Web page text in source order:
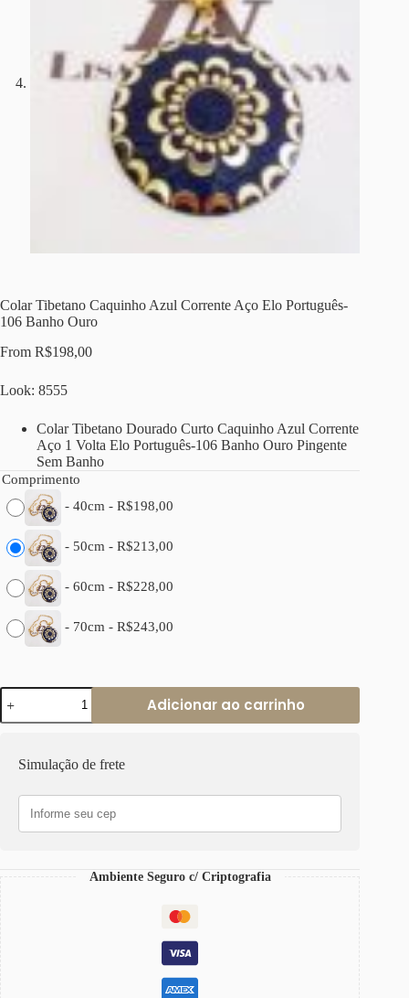
Colar Tibetano Caquinho Azul Corrente Aço Elo Português-
106 Banho Ouro
From R$198,00
Look: 8555
Colar Tibetano Dourado Curto Caquinho Azul Corrente
Aço 1 Volta Elo Português-106 Banho Ouro Pingente
Sem Banho
Comprimento
- 40cm - R$198,00
- 50cm - R$213,00
- 60cm - R$228,00
- 70cm - R$243,00
Colar
Tibetano
Caquinho
Aço
Português-
Banho
Adicionar ao carrinho
Simulação de frete
Ambiente Seguro c/ Criptografia